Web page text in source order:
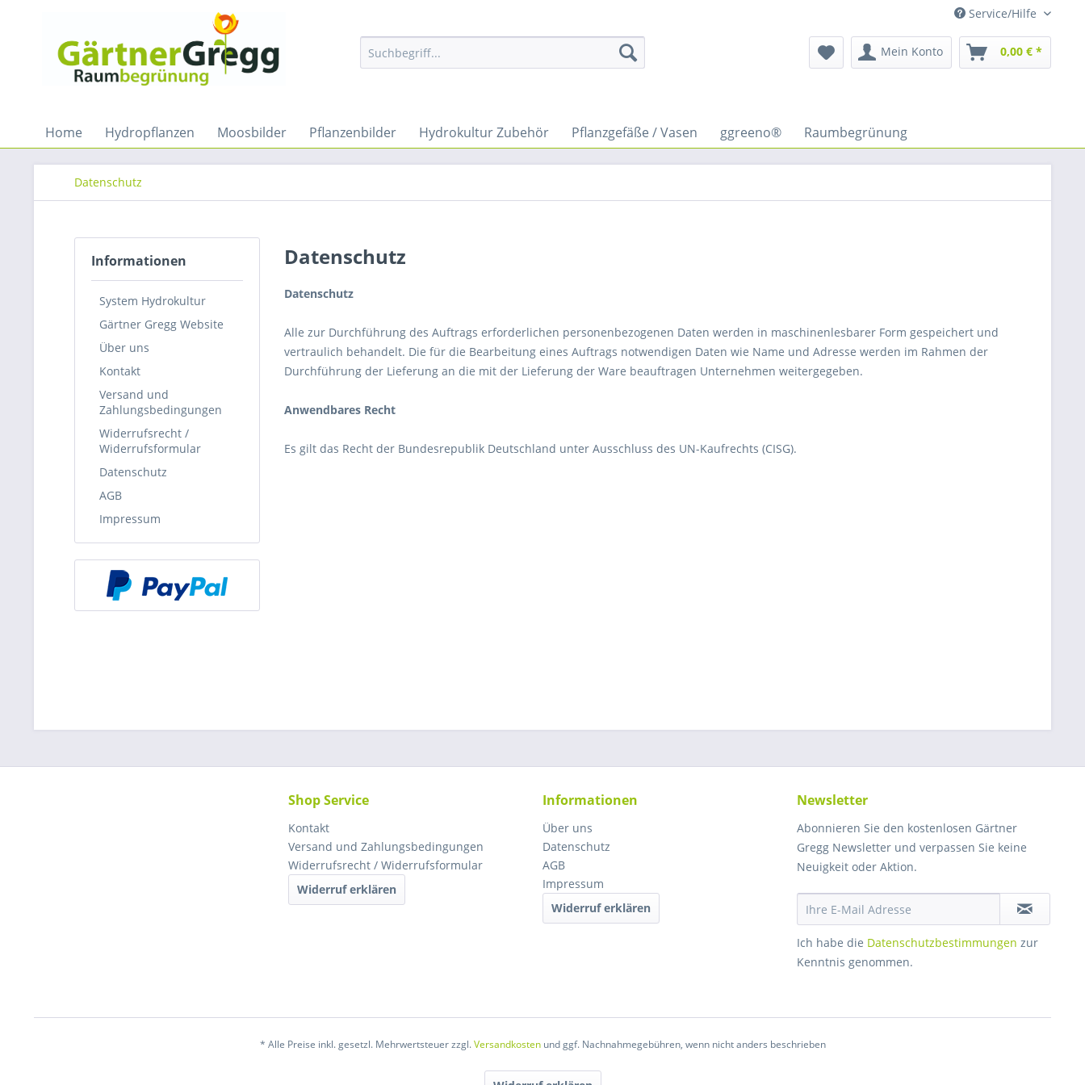
Service/Hilfe
Mein Konto 0,00 € *
Home Hydropflanzen Moosbilder Pflanzenbilder Hydrokultur Zubehör Pflanzgefäße / Vasen ggreeno® Raumbegrünung
Datenschutz
Informationen
System Hydrokultur
Gärtner Gregg Website
Über uns
Kontakt
Versand und
Zahlungsbedingungen
Widerrufsrecht /
Widerrufsformular
Datenschutz
AGB
Impressum
Datenschutz
Datenschutz
Alle zur Durchführung des Auftrags erforderlichen personenbezogenen Daten werden in maschinenlesbarer Form gespeichert und
vertraulich behandelt. Die für die Bearbeitung eines Auftrags notwendigen Daten wie Name und Adresse werden im Rahmen der
Durchführung der Lieferung an die mit der Lieferung der Ware beauftragen Unternehmen weitergegeben.
Anwendbares Recht
Es gilt das Recht der Bundesrepublik Deutschland unter Ausschluss des UN-Kaufrechts (CISG).
Shop Service
Kontakt
Versand und Zahlungsbedingungen
Widerrufsrecht / Widerrufsformular
Widerruf erklären
Informationen
Über uns
Datenschutz
AGB
Impressum
Widerruf erklären
Newsletter
Abonnieren Sie den kostenlosen Gärtner
Gregg Newsletter und verpassen Sie keine
Neuigkeit oder Aktion.
Ich habe die Datenschutzbestimmungen zur
Kenntnis genommen.
* Alle Preise inkl. gesetzl. Mehrwertsteuer zzgl.Versandkostenund ggf. Nachnahmegebühren, wenn nicht anders beschrieben